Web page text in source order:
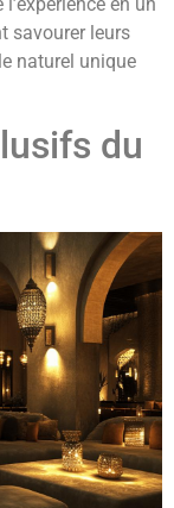
savourer leurs
naturel unique
du